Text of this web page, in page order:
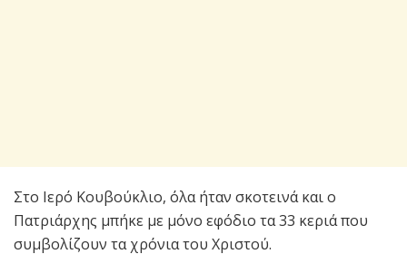
Στο Ιερό Κουβούκλιο, όλα ήταν σκοτεινά και ο
Πατριάρχης μπήκε με μόνο εφόδιο τα 33 κεριά που
συμβολίζουν τα χρόνια του Χριστού.